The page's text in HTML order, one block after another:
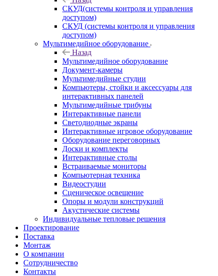
СКУД(системы контроля и управления
доступом)
СКУД (системы контроля и управления
доступом)
Мультимедийное оборудование
Назад
Мультимедийное оборудование
Документ-камеры
Мультимедийные студии
Компьютеры, стойки и аксессуары для
интерактивных панелей
Мультимедийные трибуны
Интерактивные панели
Светодиодные экраны
Интерактивные игровое оборудование
Оборудование переговорных
Доски и комплекты
Интерактивные столы
Встраиваемые мониторы
Компьютерная техника
Видеостудии
Cценическое освещение
Опоры и модули конструкций
Акустические системы
Индивидуальные тепловые решения
Проектирование
Поставка
Монтаж
О компании
Сотрудничество
Контакты